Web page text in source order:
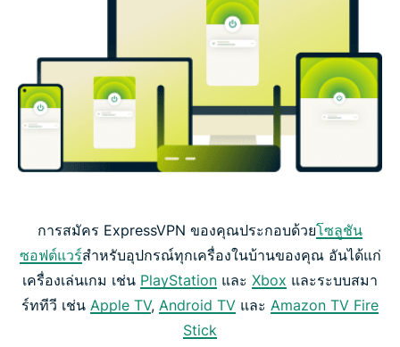
การสมัคร ExpressVPN ของคุณประกอบด้วยโซลูชัน
ซอฟต์แวร์สำหรับอุปกรณ์ทุกเครื่องในบ้านของคุณ อันได้แก่
เครื่องเล่นเกม เช่น PlayStation และ Xbox และระบบสมา
ร์ททีวี เช่น Apple TV, Android TV และ Amazon TV Fire
Stick